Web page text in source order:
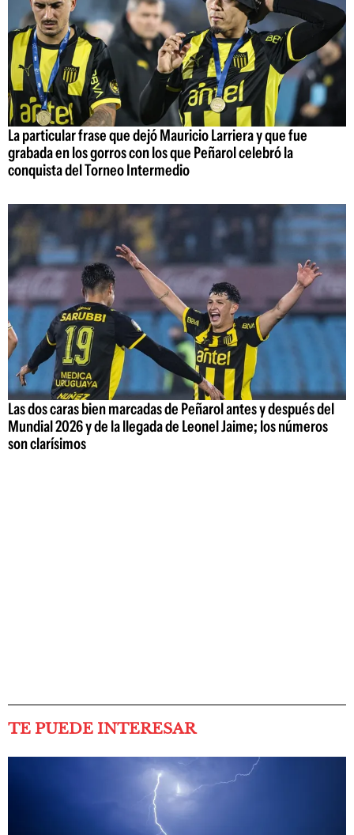
La particular frase que dejó Mauricio Larriera y que fue
grabada en los gorros con los que Peñarol celebró la
conquista del Torneo Intermedio
Las dos caras bien marcadas de Peñarol antes y después del
Mundial 2026 y de la llegada de Leonel Jaime; los números
son clarísimos
TE PUEDE INTERESAR